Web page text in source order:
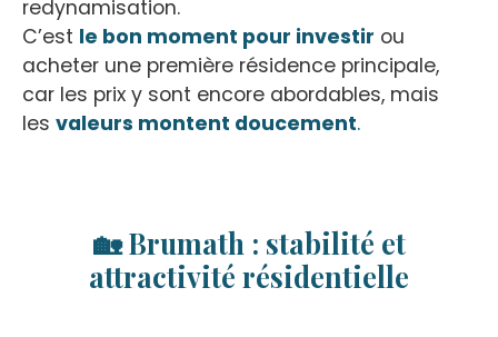
redynamisation.
C’est le bon moment pour investir ou
acheter une première résidence principale,
car les prix y sont encore abordables, mais
les valeurs montent doucement.
🏡 Brumath : stabilité et
attractivité résidentielle